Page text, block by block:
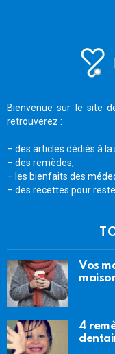
Bienvenue sur le site
retrouverez :
– des articles dédiés à la
– des remèdes,
– les bienfaits des
– des recettes pour
Vos
4